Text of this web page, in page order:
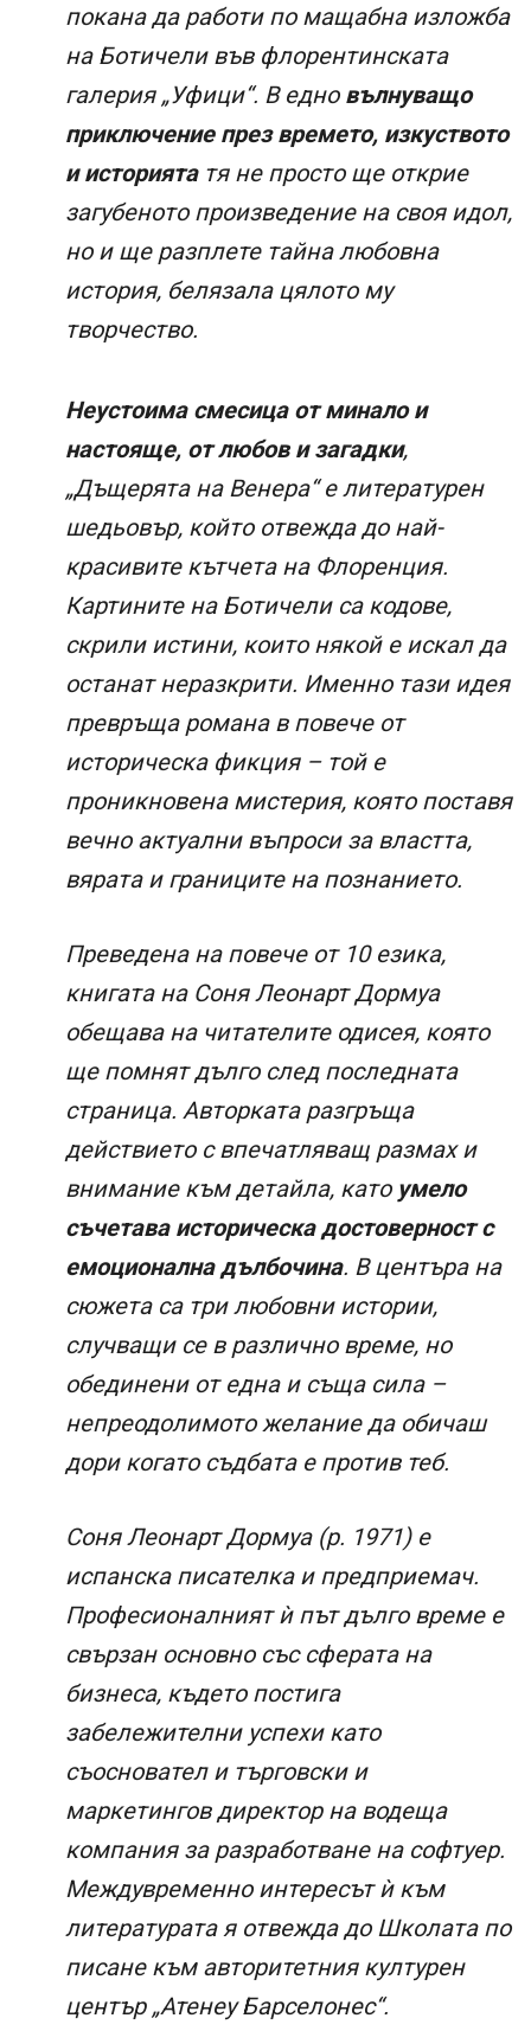
покана да работи по мащабна изложба
на Ботичели във флорентинската
галерия „Уфици“. В едно вълнуващо
приключение през времето, изкуството
и историятатя не просто ще открие
загубеното произведение на своя идол,
но и ще разплете тайна любовна
история, белязала цялото му
творчество.
Неустоима смесица от минало и
настояще, от любов и загадки,
„Дъщерята на Венера“ е литературен
шедьовър, който отвежда до най-
красивите кътчета на Флоренция.
Картините на Ботичели са кодове,
скрили истини, които някой е искал да
останат неразкрити. Именно тази идея
превръща романа в повече от
историческа фикция – той е
проникновена мистерия, която поставя
вечно актуални въпроси за властта,
вярата и границите на познанието.
Преведена на повече от 10 езика,
книгата на Соня Леонарт Дормуа
обещава на читателите одисея, която
ще помнят дълго след последната
страница. Авторката разгръща
действието с впечатляващ размах и
внимание към детайла, като умело
съчетава историческа достоверност с
емоционална дълбочина. В центъра на
сюжета са три любовни истории,
случващи се в различно време, но
обединени от една и съща сила –
непреодолимото желание да обичаш
дори когато съдбата е против теб.
Соня Леонарт Дормуа (р. 1971) е
испанска писателка и предприемач.
Професионалният ѝ път дълго време е
свързан основно със сферата на
бизнеса, където постига
забележителни успехи като
съосновател и търговски и
маркетингов директор на водеща
компания за разработване на софтуер.
Междувременно интересът ѝ към
литературата я отвежда до Школата по
писане към авторитетния културен
център „Атенеу Барселонес“.